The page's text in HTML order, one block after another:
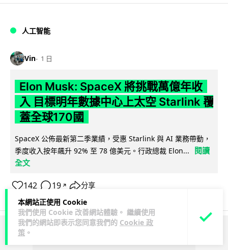
本網站正使用 Cookie
我們使用 Cookie 改善網站體驗。 繼續使用
我們的網站即表示您同意我們的 Cookie 政
策 。
人工智能
Vin 1 日
Elon Musk: SpaceX 將挑戰萬億年收
入 目標明年數據中心上太空 Starlink 覆
蓋全球170國
SpaceX 公佈最新第二季業績，受惠 Starlink 與 AI 業務帶動，
季度收入按年飆升 92% 至 78 億美元。行政總裁 Elon...
閱讀
全文
142 19 ↗ 分享